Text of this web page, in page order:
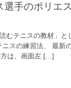
選手のポリエ
むテニスの教材」と
スの練習法、 最新
は、画面左 […]